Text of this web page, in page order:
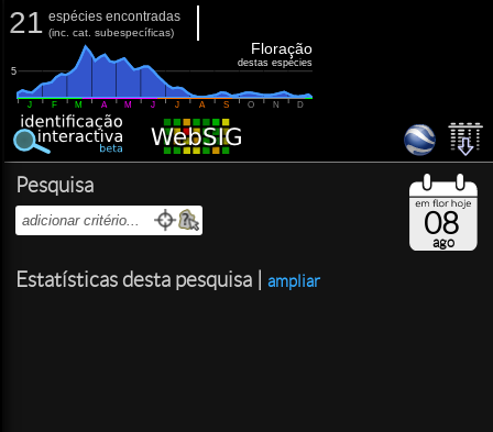
21 espécies encontradas
(inc. cat. subespecíficas)
5
J F M A M J J A S O N D
Floração
destas espécies
Pesquisa
Estatísticas desta pesquisa | ampliar
08
ago